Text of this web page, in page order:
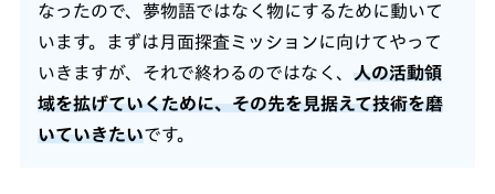
なったので、夢物語ではなく物にするために動いて
います。まずは月面探査ミッションに向けてやって
いきますが、それで終わるのではなく、 人の活動領
域を拡げていくために、その先を見据えて技術を磨
いていきたいです。